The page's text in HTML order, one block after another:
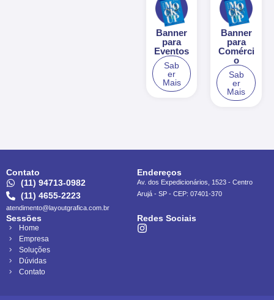
Banner
para
Eventos
Sab
er
Mais
Banner
para
Comérci
o
Sab
er
Mais
Contato
(11) 94713-0982
(11) 4655-2223
atendimento@layoutgrafica.com.br
Endereços
Av. dos Expedicionários, 1523 - Centro
Arujá - SP - CEP: 07401-370
Sessões
Home
Empresa
Soluções
Dúvidas
Contato
Redes Sociais